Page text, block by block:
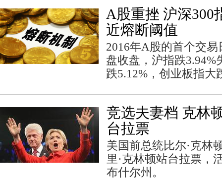
A股重挫 沪深300
近熔断阈值
2016年A股的首个交
盘收盘，沪指跌3.94%
跌5.12%，创业板指大
竞选夫妻档 克林
台拉票
美国前总统比尔·克林
里·克林顿站台拉票，
布什尔州。